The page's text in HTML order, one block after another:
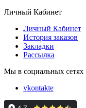
Личный Кабинет
Личный Кабинет
История заказов
Закладки
Рассылка
Мы в социальных сетях
vkontakte